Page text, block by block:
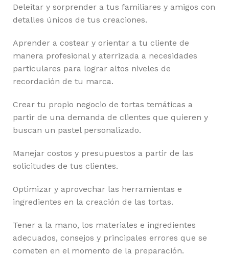
Deleitar y sorprender a tus familiares y amigos con
detalles únicos de tus creaciones.
Aprender a costear y orientar a tu cliente de
manera profesional y aterrizada a necesidades
particulares para lograr altos niveles de
recordación de tu marca.
Crear tu propio negocio de tortas temáticas a
partir de una demanda de clientes que quieren y
buscan un pastel personalizado.
Manejar costos y presupuestos a partir de las
solicitudes de tus clientes.
Optimizar y aprovechar las herramientas e
ingredientes en la creación de las tortas.
Tener a la mano, los materiales e ingredientes
adecuados, consejos y principales errores que se
cometen en el momento de la preparación.